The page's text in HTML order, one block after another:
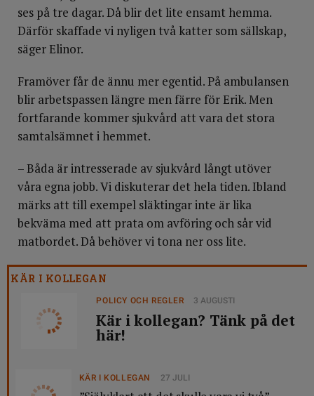
ses på tre dagar. Då blir det lite ensamt hemma.
Därför skaffade vi nyligen två katter som sällskap,
säger Elinor.
Framöver får de ännu mer egentid. På ambulansen
blir arbetspassen längre men färre för Erik. Men
fortfarande kommer sjukvård att vara det stora
samtalsämnet i hemmet.
– Båda är intresserade av sjukvård långt utöver
våra egna jobb. Vi diskuterar det hela tiden. Ibland
märks att till exempel släktingar inte är lika
bekväma med att prata om avföring och sår vid
matbordet. Då behöver vi tona ner oss lite.
KÄR I KOLLEGAN
POLICY OCH REGLER 3 AUGUSTI
Kär i kollegan? Tänk på det
här!
KÄR I KOLLEGAN 27 JULI